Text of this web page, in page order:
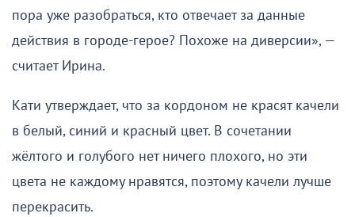
пора уже разобраться, кто отвечает за данные
действия в городе-герое? Похоже на диверсии», —
считает Ирина.
Кати утверждает, что за кордоном не красят качели
в белый, синий и красный цвет. В сочетании
жёлтого и голубого нет ничего плохого, но эти
цвета не каждому нравятся, поэтому качели лучше
перекрасить.